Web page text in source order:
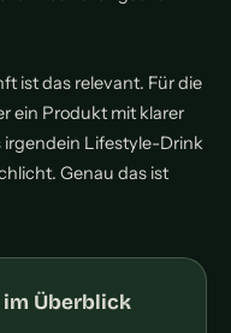
ist das relevant. Für die
ein Produkt mit klarer
Lifestyle-Drink
Genau das ist
im Überblick